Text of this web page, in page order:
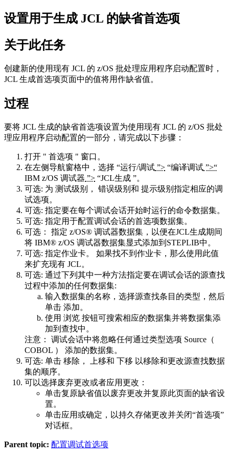
设置用于生成 JCL 的缺省首选项
关于此任务
创建新的使用现有 JCL 的 z/OS 批处理应用程序启动配置时，
JCL 生成首选项页面中的值将用作缺省值。
过程
要将 JCL 生成的缺省首选项设置为使用现有 JCL 的 z/OS 批处
理应用程序启动配置的一部分，请完成以下步骤：
打开 " 首选项 " 窗口。
在左侧导航窗格中，选择 “运行/调试 ”> “编译调试 ”>“
IBM z/OS 调试器 ”> “JCL生成 ”。
可选: 为 测试级别 ， 错误级别 和 提示级别 指定相应的调
试选项。
可选: 指定要在每个调试会话开始时运行的命令数据集。
可选: 指定用于配置调试会话的首选项数据集。
可选： 指定 z/OS® 调试器数据集，以便在JCL生成期间
将 IBM® z/OS 调试器数据集显式添加到STEPLIB中。
可选: 指定作业卡。 如果找不到作业卡，那么使用此值
来扩充现有 JCL。
可选: 通过下列其中一种方法指定要在调试会话的源查找
过程中添加的任何数据集:
输入数据集的名称，选择源查找条目的类型，然后
单击 添加。
使用 浏览 按钮可搜索相应的数据集并将数据集添
加到查找中。
注意：
调试会话中将忽略任何通过类型选项 Source（
COBOL ）
添加的数据集。
可选: 单击 移除 ， 上移和 下移 以移除和更改源查找数据
集的顺序。
可以选择废弃更改或者应用更改：
单击复原缺省值 以废弃更改并复原此页面的缺省设
置。
单击应用或确定 ，以持久存储更改并关闭“首选项”
对话框。
Parent topic: 配置调试首选项